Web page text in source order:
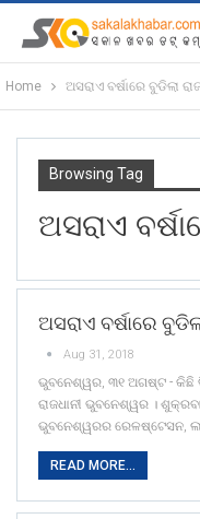
Home ଅସରାଏ ବର୍ଷାରେ ବୁଡିଲା
Browsing Tag
ଅସରାଏ
ଅସରାଏ ବର୍ଷାରେ
Aug 31, 2018
ଭୁବନେଶ୍ୱର, ୩୧ ଅଗଷ୍ଟ - କିଛି
ରାଜଧାନୀ ଭୁବନେଶ୍ୱର ।
ଭୁବନେଶ୍ୱରର ରେଳଷ୍ଟେସନ,
READ MORE...